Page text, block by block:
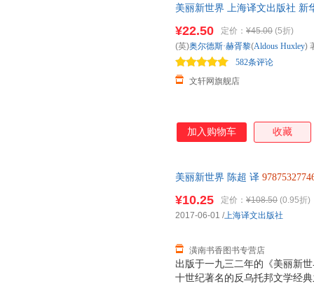
美丽新世界 上海译文出版社 新
¥22.50 定价： ¥45.00 (5折)
文轩网旗舰店
582条评论
(英)奥尔德斯·赫胥黎(Aldous Huxley)
加入购物车 收藏
美丽新世界 陈超 译
出版于一九三二年的《美丽新
十世纪著名的反乌托邦文学经
¥10.25 定价： ¥108.50 (0.95折)
潢南书香图书专营店
2017-06-01 /上海译文出版社